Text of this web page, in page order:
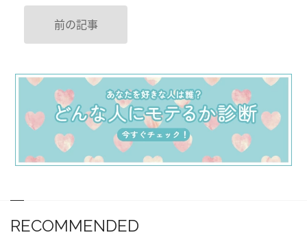
前の記事
RECOMMENDED